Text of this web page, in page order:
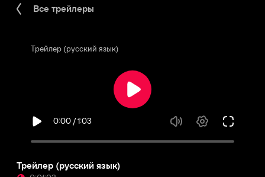
Все трейлеры
Трейлер (русский язык)